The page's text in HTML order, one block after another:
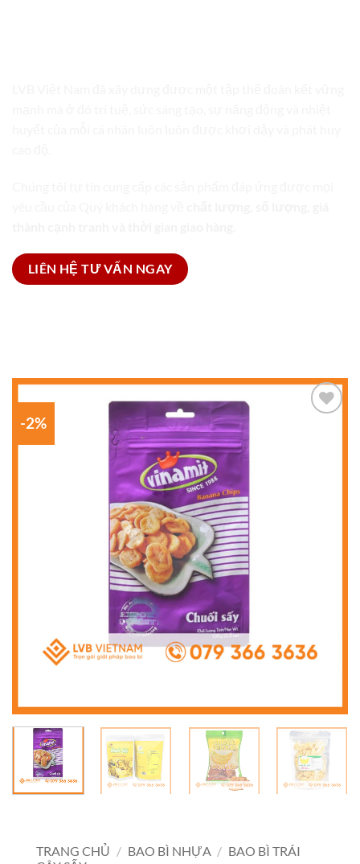
LIÊN HỆ TƯ VẤN NGAY
-2%
TRANG CHỦ / BAO BÌ NHỰA / BAO BÌ TRÁI